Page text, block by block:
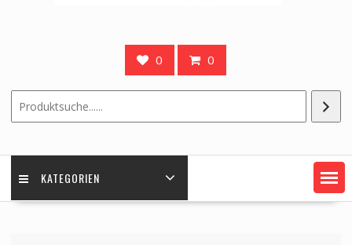
0 0
KATEGORIEN